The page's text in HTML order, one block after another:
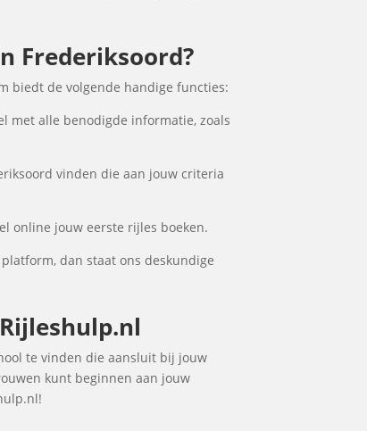
Frederiksoord?
biedt de volgende handige functies:
met alle benodigde informatie, zoals
vinden die aan jouw criteria
online jouw eerste rijles boeken.
dan staat ons deskundige
te vinden die aansluit bij jouw
kunt beginnen aan jouw